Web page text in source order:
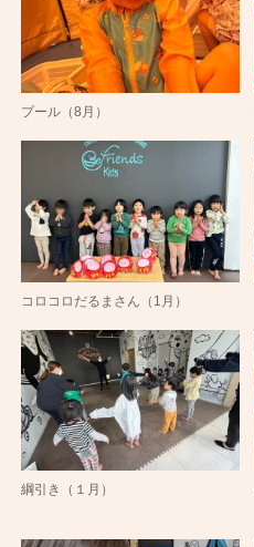
プール（8月）
コロコロだるまさん（1月）
綱引き（１月）